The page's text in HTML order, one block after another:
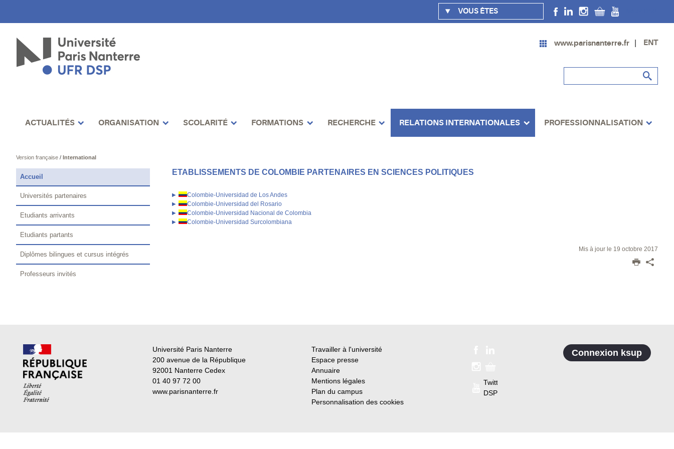
VOUS ÊTES
www.parisnanterre.fr ENT
ACTUALITÉS ORGANISATION SCOLARITÉ FORMATIONS RECHERCHE RELATIONS INTERNATIONALES PROFESSIONNALISATION
Version française/ International
ETABLISSEMENTS DE COLOMBIE PARTENAIRES EN SCIENCES POLITIQUES
Colombie-Universidad de Los Andes
Colombie-Universidad del Rosario
Colombie-Universidad Nacional de Colombia
Colombie-Universidad Surcolombiana
Mis à jour le 19 octobre 2017
Accueil
Universités partenaires
Etudiants arrivants
Etudiants partants
Diplômes bilingues et cursus intégrés
Professeurs invités
Université Paris Nanterre
200 avenue de la République
92001 Nanterre Cedex
01 40 97 72 00
www.parisnanterre.fr
Travailler à l'université
Espace presse
Annuaire
Mentions légales
Plan du campus
Personnalisation des cookies
Twitter
DSP
Connexion ksup